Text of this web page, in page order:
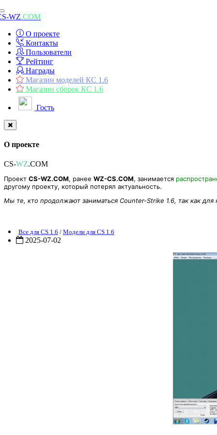
Toggle
navigation
WZ.COM
О проекте
Контакты
Пользователи
Рейтинг
Награды
Магазин моделей КС 1.6
Магазин сборок КС 1.6
Гость
О проекте
CS-WZ.COM
Проект CS-WZ.COM, ранее WZ-CS.COM, занимается
другому проекту, который потерял актуальность.
Мы те, кто продолжают заниматься Counter-Strike 1.6, так как для
Все для CS 1.6 / Модели для CS 1.6
2025-07-02